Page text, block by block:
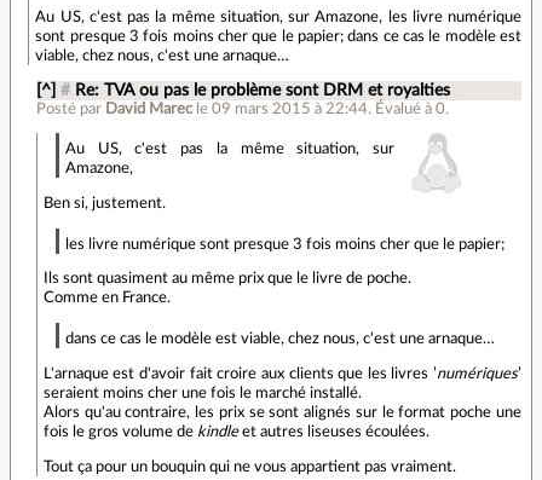
Au US, c'est pas la même situation, sur Amazone, les livre numérique
sont presque 3 fois moins cher que le papier; dans ce cas le modèle est
viable, chez nous, c'est une arnaque…
[^] # Re: TVA ou pas le problème sont DRM et royalties
Posté par David Marec le 09 mars 2015 à 22:44. Évalué à 0.
Au US, c'est pas la même situation, sur
Amazone,
Ben si, justement.
les livre numérique sont presque 3 fois moins cher que le papier;
Ils sont quasiment au même prix que le livre de poche.
Comme en France.
dans ce cas le modèle est viable, chez nous, c'est une arnaque…
L'arnaque est d'avoir fait croire aux clients que les livres ’numériques’
seraient moins cher une fois le marché installé.
Alors qu'au contraire, les prix se sont alignés sur le format poche une
fois le gros volume de kindleet autres liseuses écoulées.
Tout ça pour un bouquin qui ne vous appartient pas vraiment.